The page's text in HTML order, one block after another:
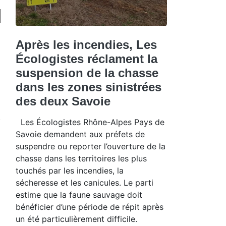
Après les incendies, Les
Écologistes réclament la
suspension de la chasse
dans les zones sinistrées
des deux Savoie
Les Écologistes Rhône-Alpes Pays de
Savoie demandent aux préfets de
suspendre ou reporter l’ouverture de la
chasse dans les territoires les plus
touchés par les incendies, la
sécheresse et les canicules. Le parti
estime que la faune sauvage doit
bénéficier d’une période de répit après
un été particulièrement difficile.